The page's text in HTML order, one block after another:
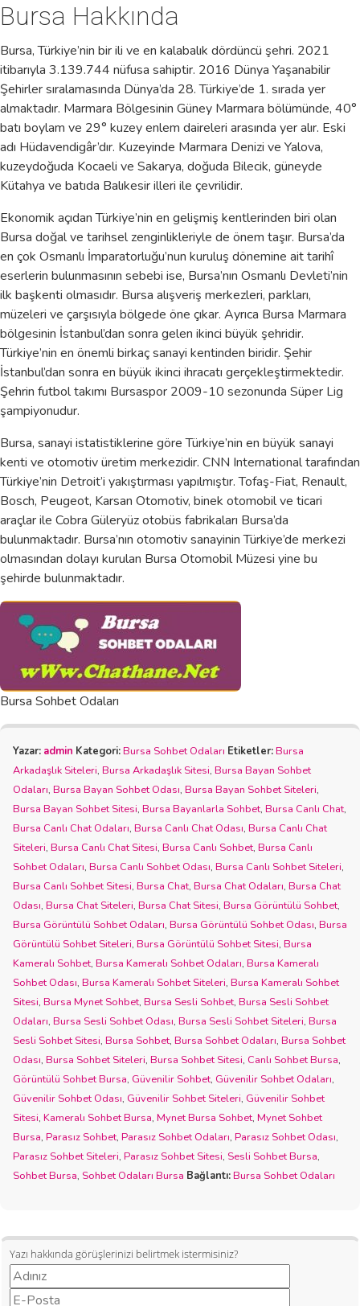
Bursa Hakkında
Bursa, Türkiye’nin bir ili ve en kalabalık dördüncü şehri. 2021
itibarıyla 3.139.744 nüfusa sahiptir. 2016 Dünya Yaşanabilir
Şehirler sıralamasında Dünya’da 28. Türkiye’de 1. sırada yer
almaktadır. Marmara Bölgesinin Güney Marmara bölümünde, 40°
batı boylam ve 29° kuzey enlem daireleri arasında yer alır. Eski
adı Hüdavendigâr’dır. Kuzeyinde Marmara Denizi ve Yalova,
kuzeydoğuda Kocaeli ve Sakarya, doğuda Bilecik, güneyde
Kütahya ve batıda Balıkesir illeri ile çevrilidir.
Ekonomik açıdan Türkiye’nin en gelişmiş kentlerinden biri olan
Bursa doğal ve tarihsel zenginlikleriyle de önem taşır. Bursa’da
en çok Osmanlı İmparatorluğu’nun kuruluş dönemine ait tarihî
eserlerin bulunmasının sebebi ise, Bursa’nın Osmanlı Devleti’nin
ilk başkenti olmasıdır. Bursa alışveriş merkezleri, parkları,
müzeleri ve çarşısıyla bölgede öne çıkar. Ayrıca Bursa Marmara
bölgesinin İstanbul’dan sonra gelen ikinci büyük şehridir.
Türkiye’nin en önemli birkaç sanayi kentinden biridir. Şehir
İstanbul’dan sonra en büyük ikinci ihracatı gerçekleştirmektedir.
Şehrin futbol takımı Bursaspor 2009-10 sezonunda Süper Lig
şampiyonudur.
Bursa, sanayi istatistiklerine göre Türkiye’nin en büyük sanayi
kenti ve otomotiv üretim merkezidir. CNN International tarafından
Türkiye’nin Detroit’i yakıştırması yapılmıştır. Tofaş-Fiat, Renault,
Bosch, Peugeot, Karsan Otomotiv, binek otomobil ve ticari
araçlar ile Cobra Güleryüz otobüs fabrikaları Bursa’da
bulunmaktadır. Bursa’nın otomotiv sanayinin Türkiye’de merkezi
olmasından dolayı kurulan Bursa Otomobil Müzesi yine bu
şehirde bulunmaktadır.
Bursa Sohbet Odaları
Yazar: admin Kategori:Bursa Sohbet Odaları Etiketler:Bursa
Arkadaşlık Siteleri, Bursa Arkadaşlık Sitesi, Bursa Bayan Sohbet
Odaları, Bursa Bayan Sohbet Odası, Bursa Bayan Sohbet Siteleri,
Bursa Bayan Sohbet Sitesi, Bursa Bayanlarla Sohbet, Bursa Canlı Chat,
Bursa Canlı Chat Odaları, Bursa Canlı Chat Odası, Bursa Canlı Chat
Siteleri, Bursa Canlı Chat Sitesi, Bursa Canlı Sohbet, Bursa Canlı
Sohbet Odaları, Bursa Canlı Sohbet Odası, Bursa Canlı Sohbet Siteleri,
Bursa Canlı Sohbet Sitesi, Bursa Chat, Bursa Chat Odaları, Bursa Chat
Odası, Bursa Chat Siteleri, Bursa Chat Sitesi, Bursa Görüntülü Sohbet,
Bursa Görüntülü Sohbet Odaları, Bursa Görüntülü Sohbet Odası, Bursa
Görüntülü Sohbet Siteleri, Bursa Görüntülü Sohbet Sitesi, Bursa
Kameralı Sohbet, Bursa Kameralı Sohbet Odaları, Bursa Kameralı
Sohbet Odası, Bursa Kameralı Sohbet Siteleri, Bursa Kameralı Sohbet
Sitesi, Bursa Mynet Sohbet, Bursa Sesli Sohbet, Bursa Sesli Sohbet
Odaları, Bursa Sesli Sohbet Odası, Bursa Sesli Sohbet Siteleri, Bursa
Sesli Sohbet Sitesi, Bursa Sohbet, Bursa Sohbet Odaları, Bursa Sohbet
Odası, Bursa Sohbet Siteleri, Bursa Sohbet Sitesi, Canlı Sohbet Bursa,
Görüntülü Sohbet Bursa, Güvenilir Sohbet, Güvenilir Sohbet Odaları,
Güvenilir Sohbet Odası, Güvenilir Sohbet Siteleri, Güvenilir Sohbet
Sitesi, Kameralı Sohbet Bursa, Mynet Bursa Sohbet, Mynet Sohbet
Bursa, Parasız Sohbet, Parasız Sohbet Odaları, Parasız Sohbet Odası,
Parasız Sohbet Siteleri, Parasız Sohbet Sitesi, Sesli Sohbet Bursa,
Sohbet Bursa, Sohbet Odaları Bursa Bağlantı:Bursa Sohbet Odaları
Yazı hakkında görüşlerinizi belirtmek istermisiniz?